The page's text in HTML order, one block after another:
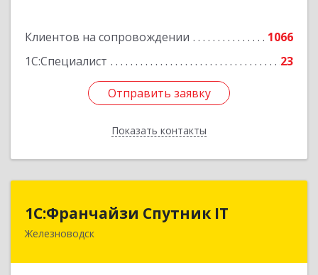
Клиентов на сопровождении
1066
1С:Специалист
23
Отправить заявку
Показать контакты
Отправить заявку
Назад
1С:Франчайзи Спутник IT
Железноводск
1С:Франчайзи Спутник IT
357430, Ставропольский край, город-курорт